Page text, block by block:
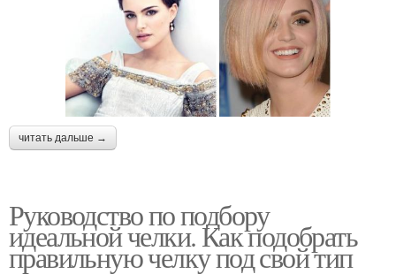
читать дальше →
Руководство по подбору
идеальной челки. Как подобрать
правильную челку под свой тип